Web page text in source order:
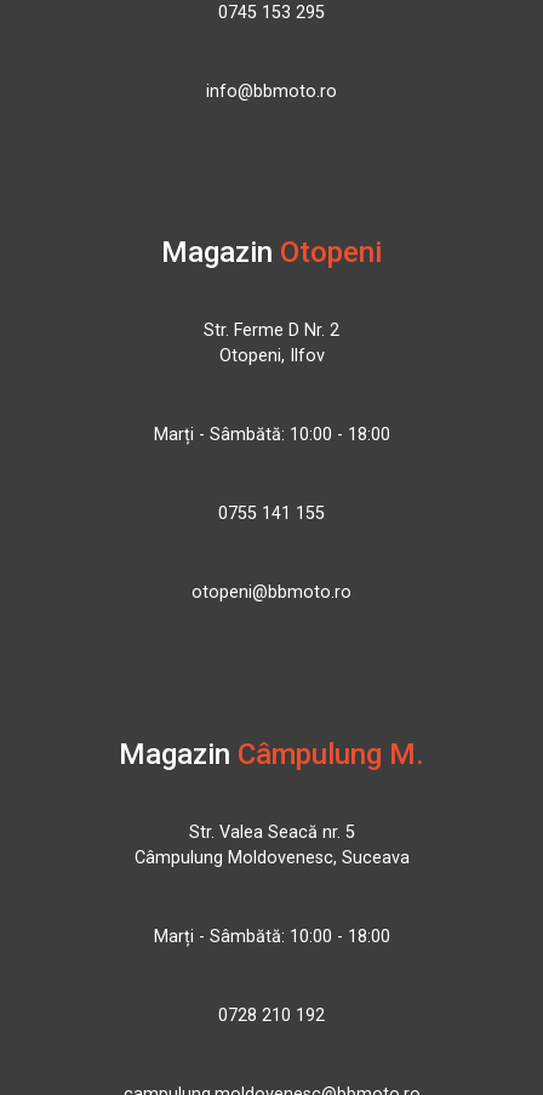
0745 153 295
info@bbmoto.ro
Magazin Otopeni
Str. Ferme D Nr. 2
Otopeni, Ilfov
Marți - Sâmbătă: 10:00 - 18:00
0755 141 155
otopeni@bbmoto.ro
Magazin Câmpulung M.
Str. Valea Seacă nr. 5
Câmpulung Moldovenesc, Suceava
Marți - Sâmbătă: 10:00 - 18:00
0728 210 192